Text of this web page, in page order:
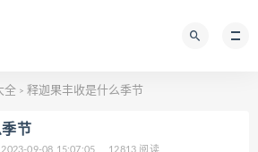
全 > 释迦果丰收是什么季节
节
2023-09-08 15:07:05 12813 阅读